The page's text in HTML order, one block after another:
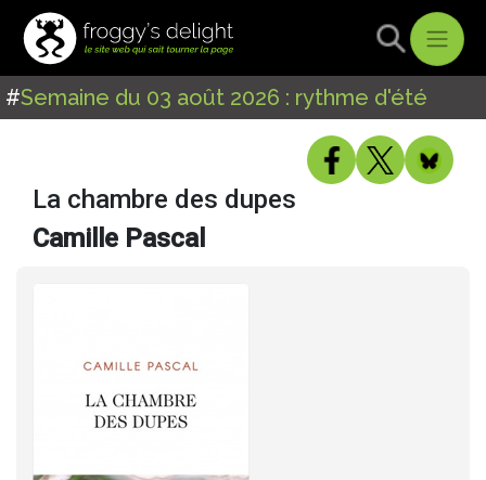
#Semaine du 03 août 2026 : rythme d'été
La chambre des dupes
Camille Pascal